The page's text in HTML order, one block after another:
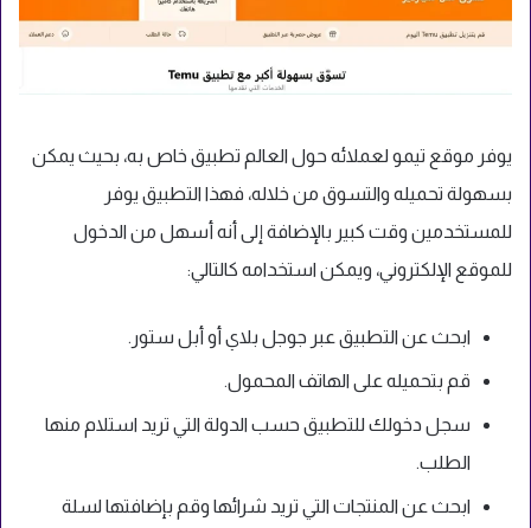
يوفر موقع تيمو لعملائه حول العالم تطبيق خاص به، بحيث يمكن
بسهولة تحميله والتسوق من خلاله، فهذا التطبيق يوفر
للمستخدمين وقت كبير بالإضافة إلى أنه أسهل من الدخول
للموقع الإلكتروني، ويمكن استخدامه كالتالي:
ابحث عن التطبيق عبر جوجل بلاي أو أبل ستور.
قم بتحميله على الهاتف المحمول.
سجل دخولك للتطبيق حسب الدولة التي تريد استلام منها
الطلب.
ابحث عن المنتجات التي تريد شرائها وقم بإضافتها لسلة